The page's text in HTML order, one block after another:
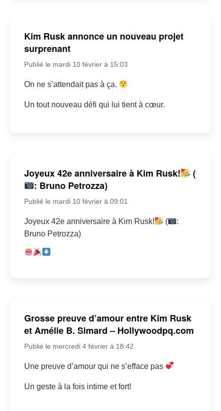
Kim Rusk annonce un nouveau projet
surprenant
Publié le mardi 10 février à 15:03
On ne s’attendait pas à ça.
Un tout nouveau défi qui lui tient à cœur.
Joyeux 42e anniversaire à Kim Rusk!
(
: Bruno Petrozza)
Publié le mardi 10 février à 09:01
Joyeux 42e anniversaire à Kim Rusk! (
:
Bruno Petrozza)
Grosse preuve d’amour entre Kim Rusk
et Amélie B. Simard – Hollywoodpq.com
Publié le mercredi 4 février à 18:42
Une preuve d’amour qui ne s’efface pas
Un geste à la fois intime et fort!